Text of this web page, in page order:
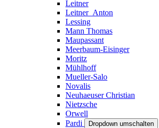
Leitner
Leitner_Anton
Lessing
Mann Thomas
Maupassant
Meerbaum-Eisinger
Moritz
Mühlhoff
Mueller-Salo
Novalis
Neuhaeuser Christian
Nietzsche
Orwell
Pardi
Dropdown umschalten